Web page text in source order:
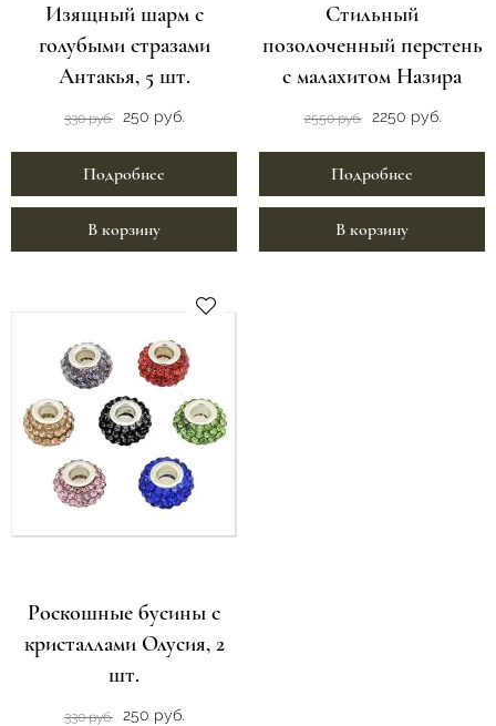
Изящный шарм с
голубыми стразами
Антакья, 5 шт.
330 руб. 250 руб.
Подробнее
В корзину
Стильный
позолоченный перстень
с малахитом Назира
2550 руб. 2250 руб.
Подробнее
В корзину
Роскошные бусины с
кристаллами Олусия, 2
шт.
330 руб. 250 руб.